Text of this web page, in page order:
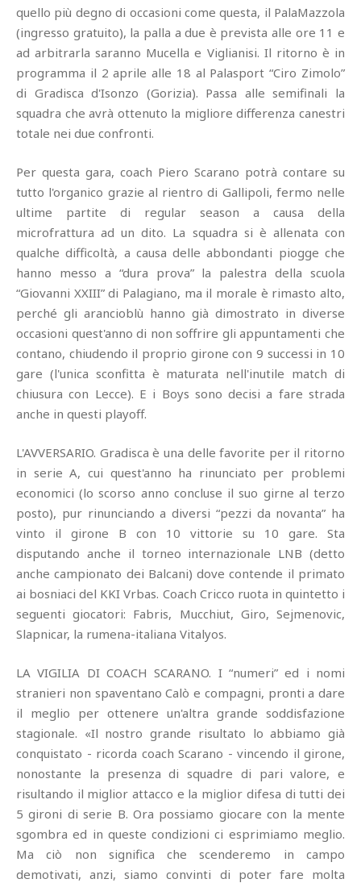
quello più degno di occasioni come questa, il PalaMazzola
(ingresso gratuito), la palla a due è prevista alle ore 11 e
ad arbitrarla saranno Mucella e Viglianisi. Il ritorno è in
programma il 2 aprile alle 18 al Palasport “Ciro Zimolo”
di Gradisca d'Isonzo (Gorizia). Passa alle semifinali la
squadra che avrà ottenuto la migliore differenza canestri
totale nei due confronti.
Per questa gara, coach Piero Scarano potrà contare su
tutto l'organico grazie al rientro di Gallipoli, fermo nelle
ultime partite di regular season a causa della
microfrattura ad un dito. La squadra si è allenata con
qualche difficoltà, a causa delle abbondanti piogge che
hanno messo a “dura prova” la palestra della scuola
“Giovanni XXIII” di Palagiano, ma il morale è rimasto alto,
perché gli arancioblù hanno già dimostrato in diverse
occasioni quest'anno di non soffrire gli appuntamenti che
contano, chiudendo il proprio girone con 9 successi in 10
gare (l'unica sconfitta è maturata nell'inutile match di
chiusura con Lecce). E i Boys sono decisi a fare strada
anche in questi playoff.
L'AVVERSARIO. Gradisca è una delle favorite per il ritorno
in serie A, cui quest'anno ha rinunciato per problemi
economici (lo scorso anno concluse il suo girne al terzo
posto), pur rinunciando a diversi “pezzi da novanta” ha
vinto il girone B con 10 vittorie su 10 gare. Sta
disputando anche il torneo internazionale LNB (detto
anche campionato dei Balcani) dove contende il primato
ai bosniaci del KKI Vrbas. Coach Cricco ruota in quintetto i
seguenti giocatori: Fabris, Mucchiut, Giro, Sejmenovic,
Slapnicar, la rumena-italiana Vitalyos.
LA VIGILIA DI COACH SCARANO. I “numeri” ed i nomi
stranieri non spaventano Calò e compagni, pronti a dare
il meglio per ottenere un'altra grande soddisfazione
stagionale. «Il nostro grande risultato lo abbiamo già
conquistato - ricorda coach Scarano - vincendo il girone,
nonostante la presenza di squadre di pari valore, e
risultando il miglior attacco e la miglior difesa di tutti dei
5 gironi di serie B. Ora possiamo giocare con la mente
sgombra ed in queste condizioni ci esprimiamo meglio.
Ma ciò non significa che scenderemo in campo
demotivati, anzi, siamo convinti di poter fare molta